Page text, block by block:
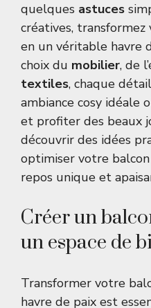
quelques astuces
créatives,
en un véritable havre
choix du mobilier, de
textiles, chaque
ambiance cosy idéale
et profiter des beaux
découvrir des idées
optimiser votre
repos unique et
Créer un
un espace de
Transformer votre
havre de paix est